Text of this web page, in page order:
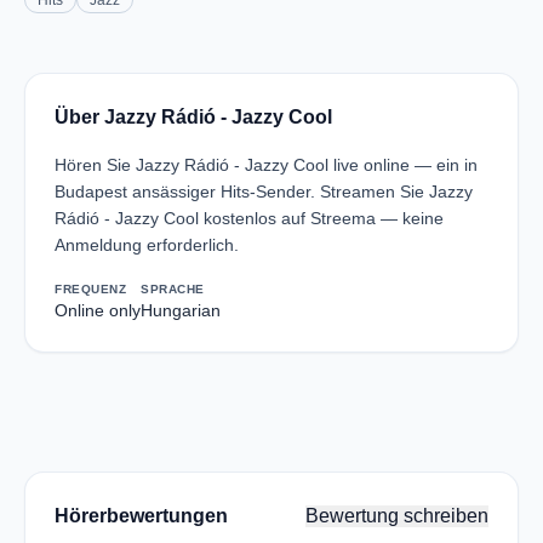
Über Jazzy Rádió - Jazzy Cool
Hören Sie Jazzy Rádió - Jazzy Cool live online — ein in
Budapest ansässiger Hits-Sender. Streamen Sie Jazzy
Rádió - Jazzy Cool kostenlos auf Streema — keine
Anmeldung erforderlich.
FREQUENZ
Online only
SPRACHE
Hungarian
Hörerbewertungen Bewertung schreiben